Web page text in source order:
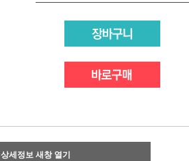
상세정보 새창 열기